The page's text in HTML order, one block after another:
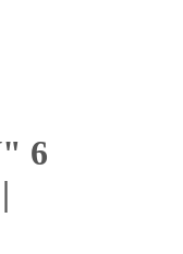
6